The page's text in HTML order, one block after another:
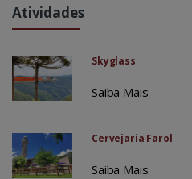
Atividades
Skyglass
Saiba Mais
Cervejaria Farol
Saiba Mais